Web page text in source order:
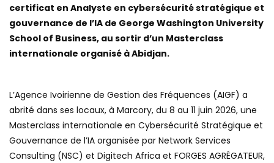
certificat en Analyste en cybersécurité stratégique et
gouvernance de l’IA de George Washington University
School of Business, au sortir d’un Masterclass
internationale organisé à Abidjan.
L’Agence Ivoirienne de Gestion des Fréquences (AIGF) a
abrité dans ses locaux, à Marcory, du 8 au 11 juin 2026, une
Masterclass internationale en Cybersécurité Stratégique et
Gouvernance de l’IA organisée par Network Services
Consulting (NSC) et Digitech Africa et FORGES AGRÉGATEUR,